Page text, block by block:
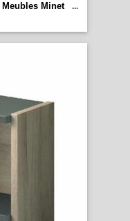
Meubles Minet
...